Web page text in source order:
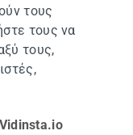
τους
τους να
τους,